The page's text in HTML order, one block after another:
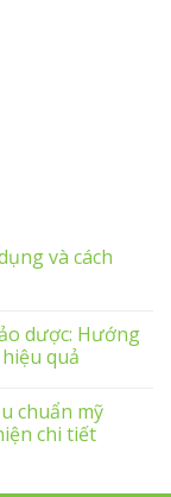
và cách
dược: Hướng
quả
chuẩn mỹ
chi tiết